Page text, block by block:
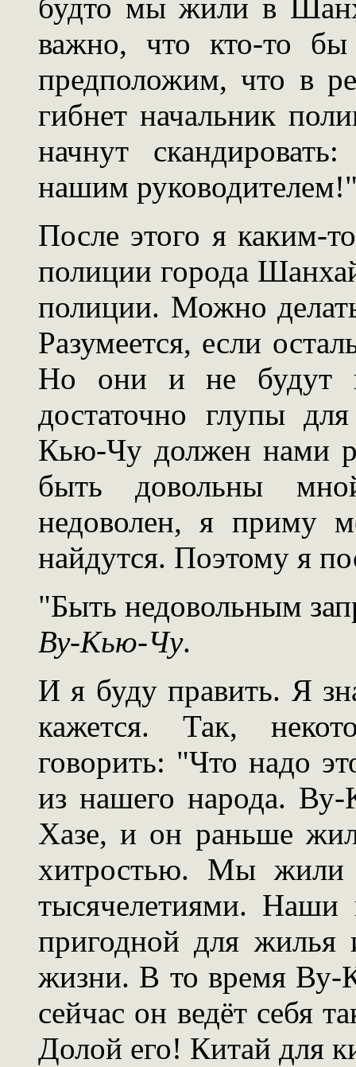
будто мы жили в
важно, что кто-то
предположим, что в
гибнет начальник
начнут
нашим
После этого я каким-
полиции города
полиции. Можно
Разумеется, если
Но они и не будут
достаточно глупы
Кью-Чу должен нами
быть довольны
недоволен, я приму
найдутся. Поэтому я
"Быть недовольным
Ву-Кью-Чу.
И я буду править. Я
кажется. Так,
говорить: "Что надо
из нашего народа.
Хазе, и он раньше
хитростью. Мы жили
тысячелетиями. Наши
пригодной для
жизни. В то время Ву-
сейчас он ведёт себя
Долой его! Китай для